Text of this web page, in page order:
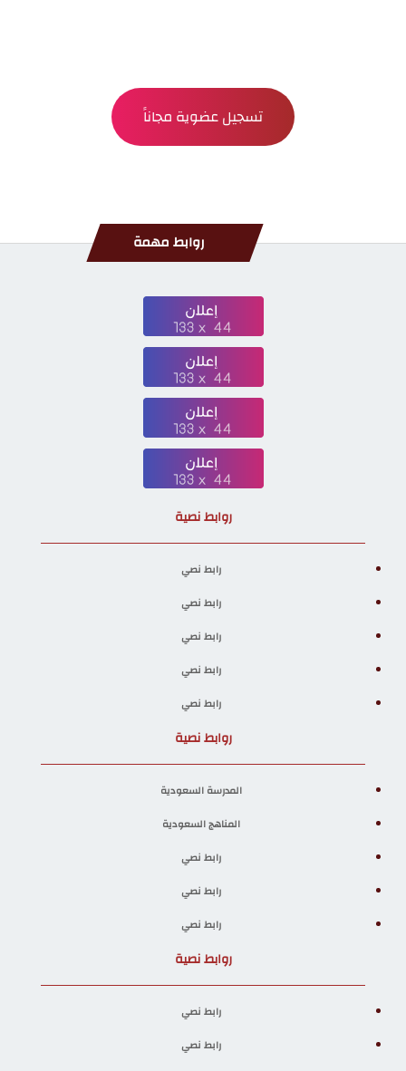
تسجيل عضوية مجاناً
روابط مهمة
روابط نصية
رابط نصي
رابط نصي
رابط نصي
رابط نصي
رابط نصي
روابط نصية
المدرسة السعودية
المناهج السعودية
رابط نصي
رابط نصي
رابط نصي
روابط نصية
رابط نصي
رابط نصي